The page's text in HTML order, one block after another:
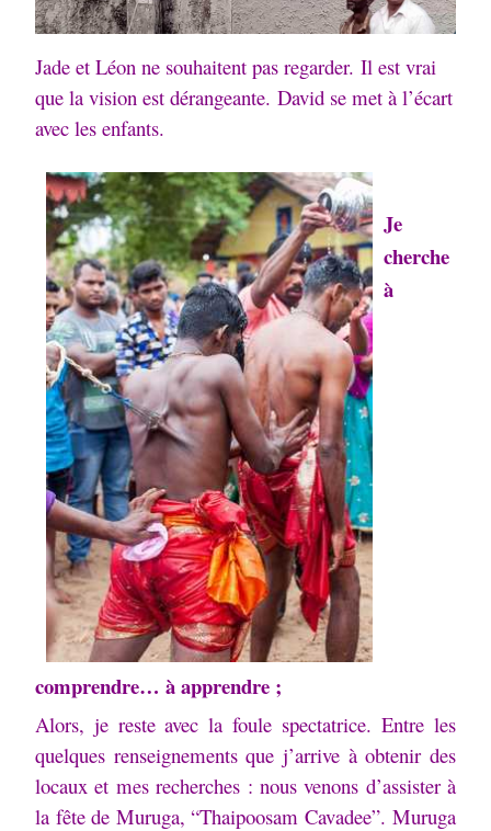
Jade et Léon ne souhaitent pas regarder. Il est vrai
que la vision est dérangeante. David se met à l’écart
avec les enfants.
Je
cherche
à
comprendre… à apprendre ;
Alors, je reste avec la foule spectatrice.Entre les
quelques renseignements que j’arrive à obtenir des
locaux et mes recherches : nous venons d’assister à
la fête de Muruga, “Thaipoosam Cavadee”. Muruga